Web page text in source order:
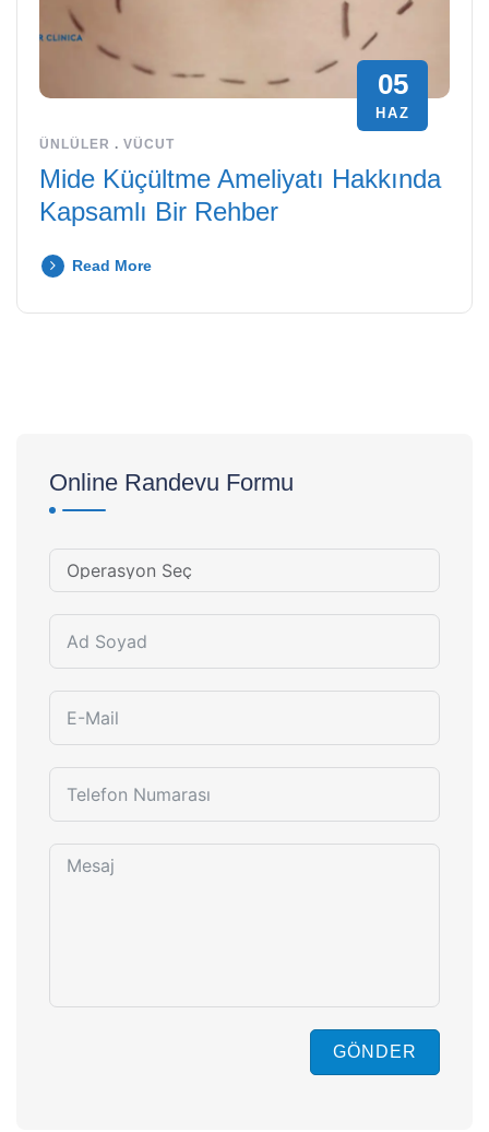
05
HAZ
ÜNLÜLER . VÜCUT
Mide Küçültme Ameliyatı Hakkında
Kapsamlı Bir Rehber
Read More
Online Randevu Formu
GÖNDER